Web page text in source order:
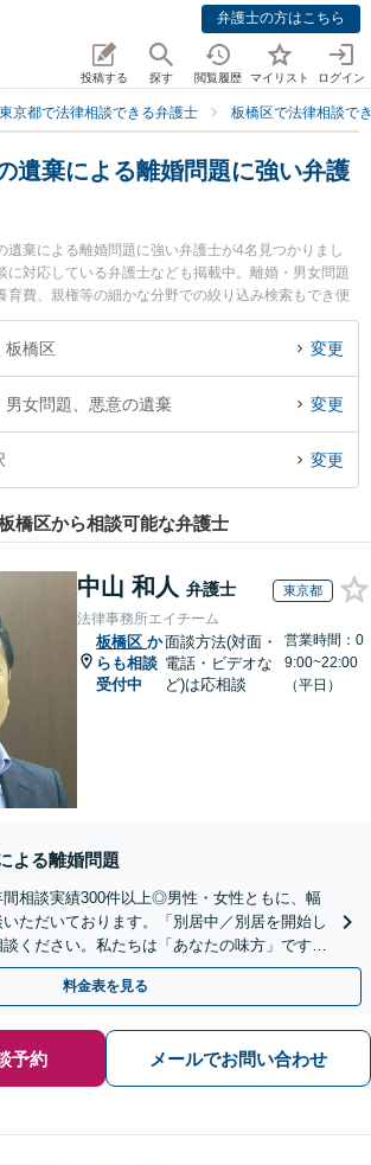
弁護士の方はこちら
投稿する 探す 閲覧履歴 マイリスト ログイン
東京都で法律相談できる弁護士 板橋区で法律相談で
遺棄による離婚問題に強い弁護
遺棄による離婚問題に強い弁護士が4名見つかりまし
に対応している弁護士なども掲載中。離婚・男女問題
育費、親権等の細かな分野での絞り込み検索もでき便
務所の俣野 政紀弁護士やN総合法律事務所の首藤 裕二
務所の木下 信行弁護士のプロフィール情報や弁護士費
解決の実績豊富な近くの弁護士を検索したい』『初回
よる離婚問題を法律相談できる板橋区内の弁護士に相
困りの相談者さんにおすすめです。
板橋区 変更
男女問題、悪意の遺棄 変更
変更
橋区から相談可能な弁護士
中山 和人 弁護士 東京都
法律事務所エイチーム
板橋区 か
らも相談
受付中
面談方法(対面・
電話・ビデオな
ど)は応相談
営業時間：0
9:00~22:00
（平日）
よる離婚問題
間相談実績300件以上◎男性・女性ともに、幅
ただいております。「別居中／別居を開始し
ください。私たちは「あなたの味方」です。
まで丁寧にサポートします。
料金表を見る
予約 メールでお問い合わせ